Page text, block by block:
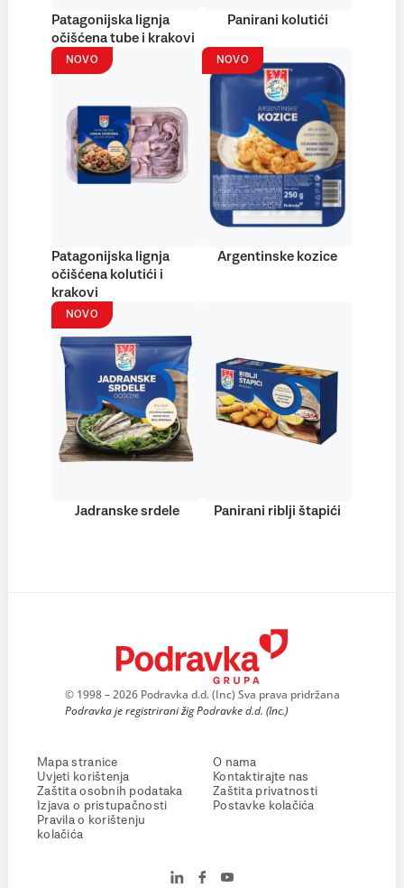
Patagonijska lignja
očišćena tube i krakovi
Panirani kolutići
NOVO
Patagonijska lignja
očišćena kolutići i
krakovi
NOVO
Argentinske kozice
NOVO
Jadranske srdele Panirani riblji štapići
© 1998 – 2026 Podravka d.d. (Inc) Sva prava pridržana
Podravka je registrirani žig Podravke d.d. (Inc.)
Mapa stranice
Uvjeti korištenja
Zaštita osobnih podataka
Izjava o pristupačnosti
Pravila o korištenju
kolačića
O nama
Kontaktirajte nas
Zaštita privatnosti
Postavke kolačića